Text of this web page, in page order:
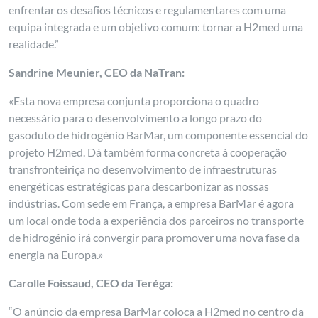
enfrentar os desafios técnicos e regulamentares com uma
equipa integrada e um objetivo comum: tornar a H2med uma
realidade.”
Sandrine Meunier, CEO da NaTran:
«Esta nova empresa conjunta proporciona o quadro
necessário para o desenvolvimento a longo prazo do
gasoduto de hidrogénio BarMar, um componente essencial do
projeto H2med. Dá também forma concreta à cooperação
transfronteiriça no desenvolvimento de infraestruturas
energéticas estratégicas para descarbonizar as nossas
indústrias. Com sede em França, a empresa BarMar é agora
um local onde toda a experiência dos parceiros no transporte
de hidrogénio irá convergir para promover uma nova fase da
energia na Europa.»
Carolle Foissaud, CEO da Teréga:
“O anúncio da empresa BarMar coloca a H2med no centro da